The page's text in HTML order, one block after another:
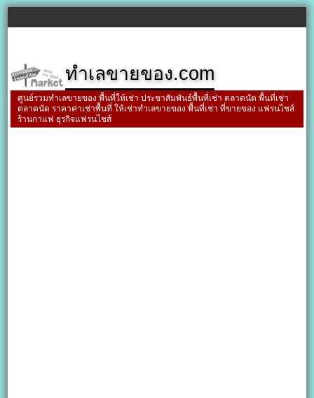
ทำเลขายของ.com
ศูนย์รวมทำเลขายของ พื้นที่ให้เช่า ประชาสัมพันธ์พื้นที่เช่า ตลาดนัด พื้นที่เช่า
ตลาดนัด ราคาค่าเช่าพื้นที่ ให้เช่าทำเลขายของ พื้นที่เช่า ที่ขายของ แฟรนไชส์
ร้านกาแฟ ธุรกิจแฟรนไชส์